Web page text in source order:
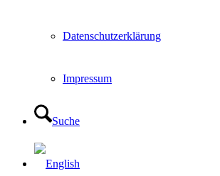
Datenschutzerklärung
Impressum
Suche